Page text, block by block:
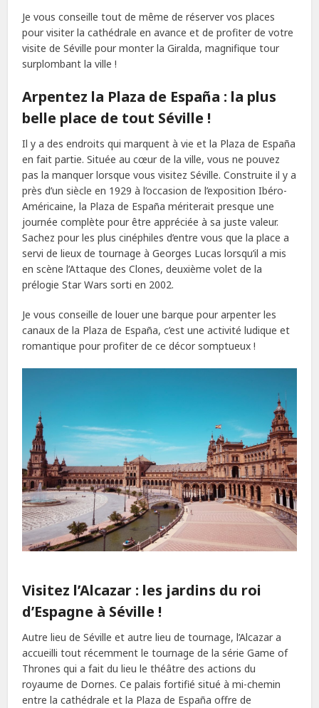
Je vous conseille tout de même de réserver vos places
pour visiter la cathédrale en avance et de profiter de votre
visite de Séville pour monter la Giralda, magnifique tour
surplombant la ville !
Arpentez la Plaza de España : la plus
belle place de tout Séville !
Il y a des endroits qui marquent à vie et la Plaza de España
en fait partie. Située au cœur de la ville, vous ne pouvez
pas la manquer lorsque vous visitez Séville. Construite il y a
près d’un siècle en 1929 à l’occasion de l’exposition Ibéro-
Américaine, la Plaza de España mériterait presque une
journée complète pour être appréciée à sa juste valeur.
Sachez pour les plus cinéphiles d’entre vous que la place a
servi de lieux de tournage à Georges Lucas lorsqu’il a mis
en scène l’Attaque des Clones, deuxième volet de la
prélogie Star Wars sorti en 2002.
Je vous conseille de louer une barque pour arpenter les
canaux de la Plaza de España, c’est une activité ludique et
romantique pour profiter de ce décor somptueux !
Visitez l’Alcazar : les jardins du roi
d’Espagne à Séville !
Autre lieu de Séville et autre lieu de tournage, l’Alcazar a
accueilli tout récemment le tournage de la série Game of
Thrones qui a fait du lieu le théâtre des actions du
royaume de Dornes. Ce palais fortifié situé à mi-chemin
entre la cathédrale et la Plaza de España offre de